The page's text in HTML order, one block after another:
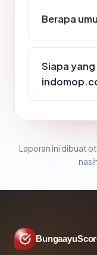
Berapa
Siapa
Laporan ini dibuat